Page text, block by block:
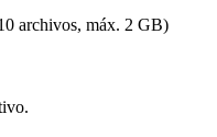
archivos, máx. 2 GB)